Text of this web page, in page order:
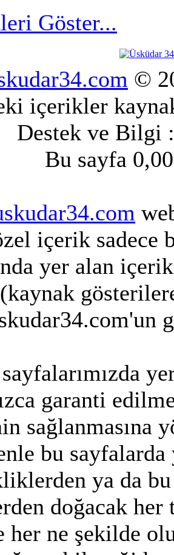
Göster...
©
içerikler
Destek ve Bilgi
Bu sayfa
içerik sadece
yer alan
garanti
sağlanmasına
bu
ya da
doğacak
her ne şekilde